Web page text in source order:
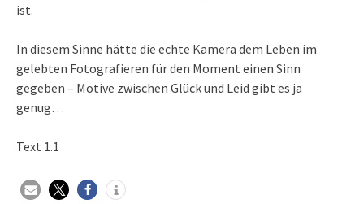
ist.
In diesem Sinne hätte die echte Kamera dem Leben im
gelebten Fotografieren für den Moment einen Sinn
gegeben – Motive zwischen Glück und Leid gibt es ja
genug…
Text 1.1